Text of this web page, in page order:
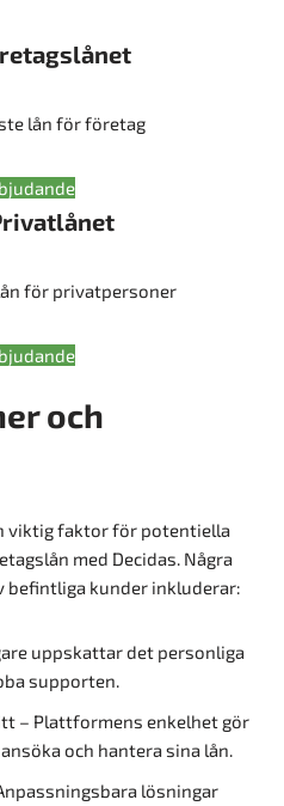
lån för företag
för privatpersoner
och
viktig faktor för potentiella
med Decidas. Några
befintliga kunder inkluderar:
uppskattar det personliga
supporten.
– Plattformens enkelhet gör
och hantera sina lån.
lösningar